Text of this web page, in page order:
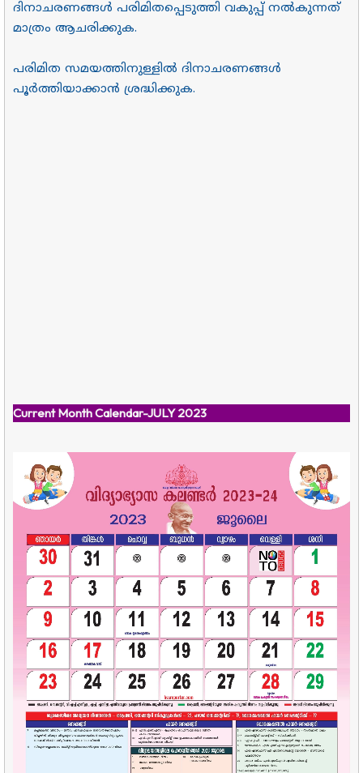
ദിനാചരണങ്ങൾ പരിമിതപ്പെടുത്തി വകുപ്പ് നൽകുന്നത്
മാത്രം ആചരിക്കുക.
പരിമിത സമയത്തിനുള്ളിൽ ദിനാചരണങ്ങൾ
പൂർത്തിയാക്കാൻ ശ്രദ്ധിക്കുക.
Current Month Calendar-JULY 2023